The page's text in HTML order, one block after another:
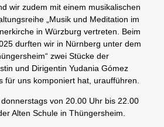
wir zudem mit einem musikalischen
„Musik und Meditation im
in Würzburg vertreten. Beim
durften wir in Nürnberg unter dem
zwei Stücke der
und Dirigentin Yudania Gómez
für uns komponiert hat, uraufführen.
von 20.00 Uhr bis 22.00
Alten Schule in Thüngersheim.